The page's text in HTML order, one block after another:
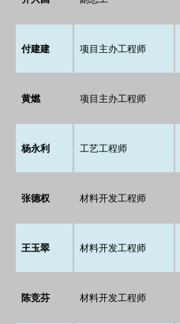
付建建 项目主办工程师
黄燃 项目主办工程师
杨永利 工艺工程师
张德权 材料开发工程师
王玉翠 材料开发工程师
陈竞芬 材料开发工程师